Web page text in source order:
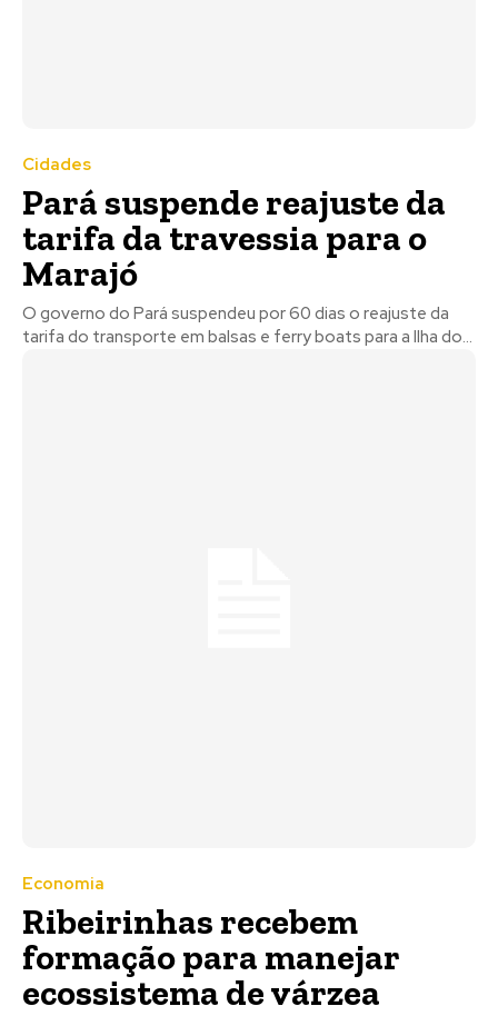
Cidades
Pará suspende reajuste da
tarifa da travessia para o
Marajó
O governo do Pará suspendeu por 60 dias o reajuste da
tarifa do transporte em balsas e ferry boats para a Ilha do...
Economia
Ribeirinhas recebem
formação para manejar
ecossistema de várzea